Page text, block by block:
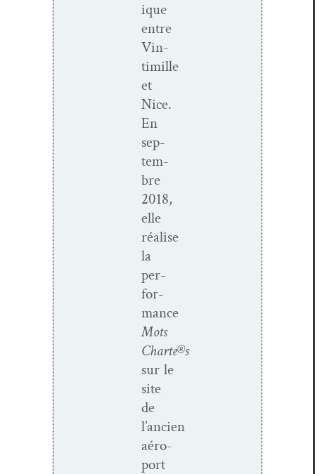
ique
entre
Vin­
timille
et
Nice.
En
sep­
tem­
bre
2018,
elle
réalise
la
per­
for­
mance
Mots
Charte®s
sur le
site
de
l’ancien
aéro­
port